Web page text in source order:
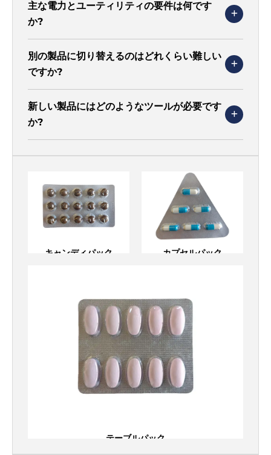
主な電力とユーティリティの要件は何です
か?
別の製品に切り替えるのはどれくらい難しい
ですか?
新しい製品にはどのようなツールが必要です
か?
キャンディパック
キャンディパック
カプセルパック
カプセルパック
テーブルパック